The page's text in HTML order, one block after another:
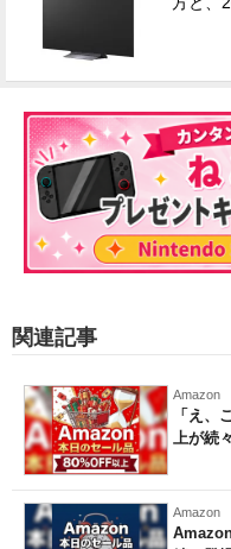
関連記事
Amazon
「え、
上が続
Amazon